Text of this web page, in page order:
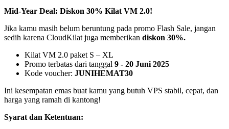
Mid-Year Deal: Diskon 30% Kilat VM 2.0!
Jika kamu masih belum beruntung pada promo Flash Sale, jangan
sedih karena CloudKilat juga memberikan diskon 30%.
Kilat VM 2.0 paket S – XL
Promo terbatas dari tanggal 9 - 20 Juni 2025
Kode voucher: JUNIHEMAT30
Ini kesempatan emas buat kamu yang butuh VPS stabil, cepat, dan
harga yang ramah di kantong!
Syarat dan Ketentuan: